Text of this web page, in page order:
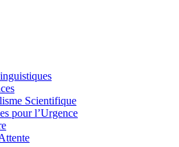
Scientifique
pour l’Urgence